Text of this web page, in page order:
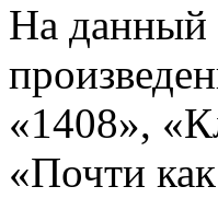
На данный
«1408»,
«Почти